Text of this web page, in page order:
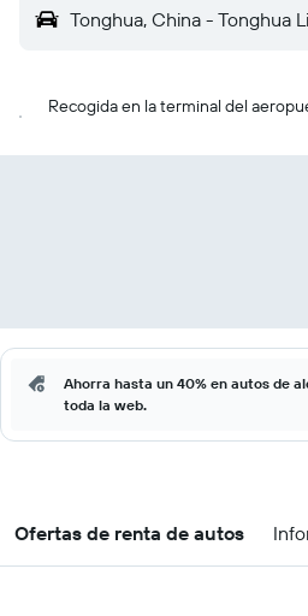
Tonghua, China - Tonghua
Recogida en la terminal del
Ahorra hasta un 40% en autos de
toda la web.
Ofertas de renta de autos